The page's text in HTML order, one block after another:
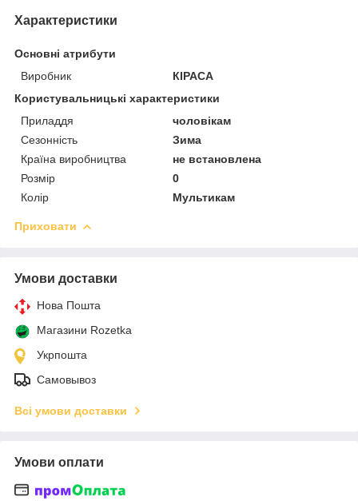
Характеристики
Основні атрибути
Виробник
КІРАСА
Користувальницькі характеристики
Приладдя
чоловікам
Сезонність
Зима
Країна виробництва
не встановлена
Розмір
0
Колір
Мультикам
Приховати
Умови доставки
Нова Пошта
Магазини Rozetka
Укрпошта
Самовывоз
Всі умови доставки
Умови оплати